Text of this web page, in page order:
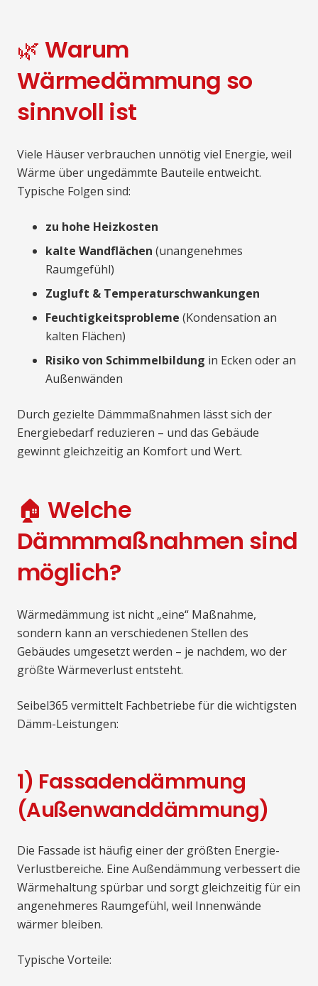
🌿 Warum
Wärmedämmung so
sinnvoll ist
Viele Häuser verbrauchen unnötig viel Energie, weil
Wärme über ungedämmte Bauteile entweicht.
Typische Folgen sind:
zu hohe Heizkosten
kalte Wandflächen (unangenehmes
Raumgefühl)
Zugluft & Temperaturschwankungen
Feuchtigkeitsprobleme (Kondensation an
kalten Flächen)
Risiko von Schimmelbildung in Ecken oder an
Außenwänden
Durch gezielte Dämmmaßnahmen lässt sich der
Energiebedarf reduzieren – und das Gebäude
gewinnt gleichzeitig an Komfort und Wert.
🏠 Welche
Dämmmaßnahmen sind
möglich?
Wärmedämmung ist nicht „eine“ Maßnahme,
sondern kann an verschiedenen Stellen des
Gebäudes umgesetzt werden – je nachdem, wo der
größte Wärmeverlust entsteht.
Seibel365 vermittelt Fachbetriebe für die wichtigsten
Dämm-Leistungen:
1) Fassadendämmung
(Außenwanddämmung)
Die Fassade ist häufig einer der größten Energie-
Verlustbereiche. Eine Außendämmung verbessert die
Wärmehaltung spürbar und sorgt gleichzeitig für ein
angenehmeres Raumgefühl, weil Innenwände
wärmer bleiben.
Typische Vorteile: